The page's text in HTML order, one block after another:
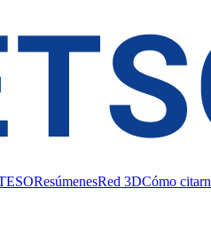
ResúmenesRed 3DCómo